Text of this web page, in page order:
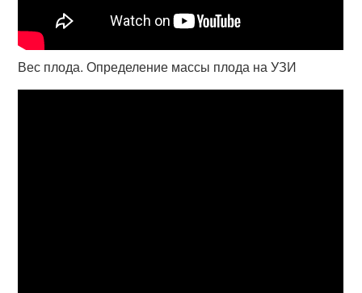
Вес плода. Определение массы плода на УЗИ